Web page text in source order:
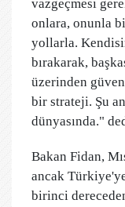
vazgeçmesi
onlara, onunla
yollarla.
bırakarak,
üzerinden
bir strateji. Şu
dünyasında."
Bakan Fidan,
ancak
birinci